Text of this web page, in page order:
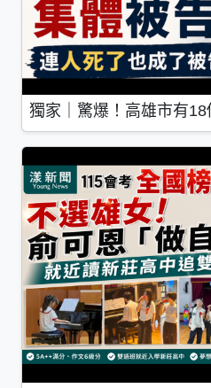
獨家｜驚爆！高雄市有